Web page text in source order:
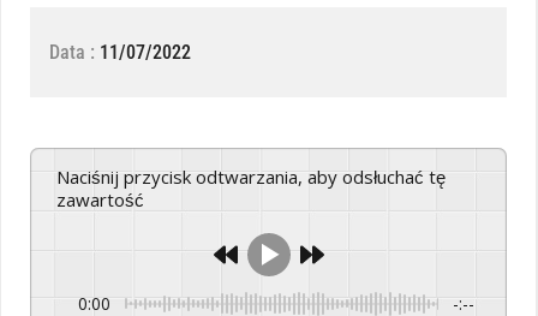
Data : 11/07/2022
Naciśnij przycisk odtwarzania, aby odsłuchać tę
zawartość
0:00 -:--